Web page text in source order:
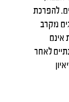
להפרכת
מקרב
אינם
2023א, 252–255). שנתיים לאחר